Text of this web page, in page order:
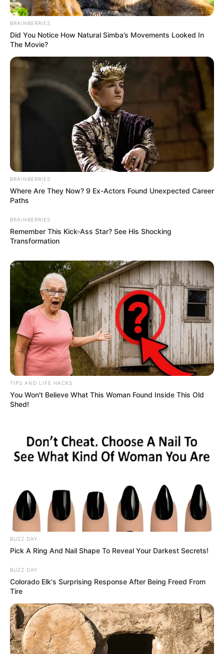
BRAINBERRIES
Did You Notice How Natural Simba’s Movements Looked In
The Movie?
BRAINBERRIES
Where Are They Now? 9 Ex-Actors Found Unexpected Career
Paths
BRAINBERRIES
Remember This Kick-Ass Star? See His Shocking
Transformation
TIPS AND LIFE HACKS
You Won't Believe What This Woman Found Inside This Old
Shed!
BUZZ DAY
Pick A Ring And Nail Shape To Reveal Your Darkest Secrets!
BUZZ DAY
Colorado Elk's Surprising Response After Being Freed From
Tire